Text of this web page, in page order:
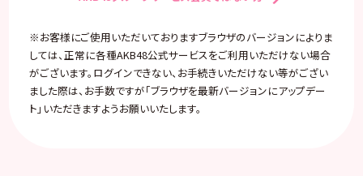
※お客様にご使用いただいておりますブラウザのバージョンによりま
しては、正常に各種AKB48公式サービスをご利用いただけない場合
がございます。ログインできない、お手続きいただけない等がござい
ました際は、お手数ですが「ブラウザを最新バージョンにアップデー
ト」いただきますようお願いいたします。